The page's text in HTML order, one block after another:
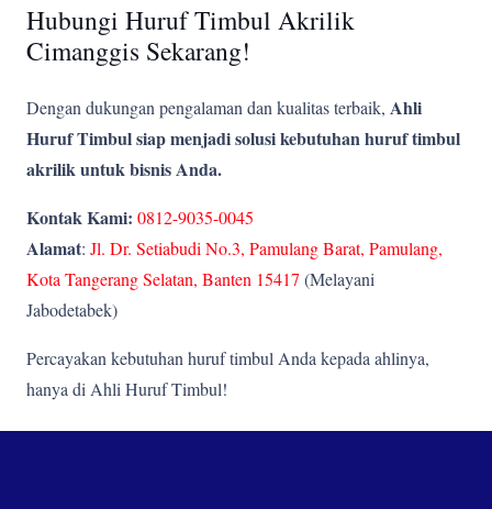
Hubungi Huruf Timbul Akrilik
Cimanggis Sekarang!
Dengan dukungan pengalaman dan kualitas terbaik, Ahli
Huruf Timbul siap menjadi solusi kebutuhan huruf timbul
akrilik untuk bisnis Anda.
Kontak Kami: 0812-9035-0045
Alamat: Jl. Dr. Setiabudi No.3, Pamulang Barat, Pamulang,
Kota Tangerang Selatan, Banten 15417 (Melayani
Jabodetabek)
Percayakan kebutuhan huruf timbul Anda kepada ahlinya,
hanya di Ahli Huruf Timbul!